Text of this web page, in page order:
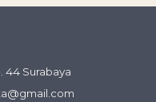
44 Surabaya